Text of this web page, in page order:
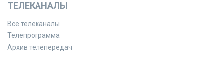
ТЕЛЕКАНАЛЫ
Все телеканалы
Телепрограмма
Архив телепередач